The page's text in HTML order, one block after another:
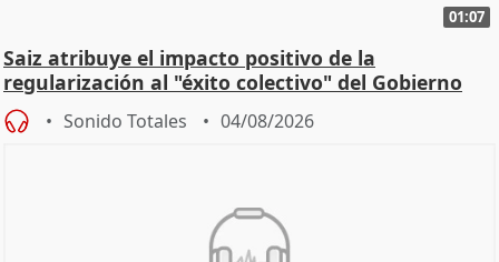
01:07
Saiz atribuye el impacto positivo de la
regularización al "éxito colectivo" del Gobierno
Sonido Totales 04/08/2026